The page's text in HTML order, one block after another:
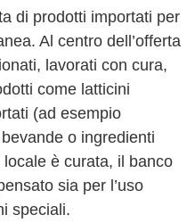
di prodotti importati per
Al centro dell’offerta
lavorati con cura,
come latticini
(ad esempio
o ingredienti
è curata, il banco
sia per l’uso
speciali.